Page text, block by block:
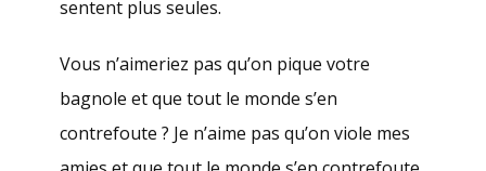
sentent plus seules.
Vous n’aimeriez pas qu’on pique votre
bagnole et que tout le monde s’en
contrefoute ? Je n’aime pas qu’on viole mes